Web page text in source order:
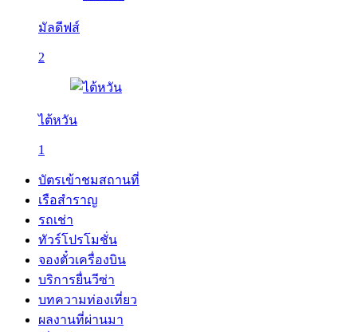
มัลดีฟส์
2
ไต้หวัน
1
บัตรเข้าชมสถานที่
เรือสำราญ
รถเช่า
ทัวร์โปรโมชั่น
จองตั๋วเครื่องบิน
บริการยื่นวีซ่า
บทความท่องเที่ยว
ผลงานที่ผ่านมา